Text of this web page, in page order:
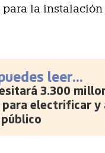
la
leer...
3.300
para electrificar y